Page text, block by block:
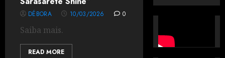
DÉBORA 10/03/2026 0
Saiba mais.
READ MORE